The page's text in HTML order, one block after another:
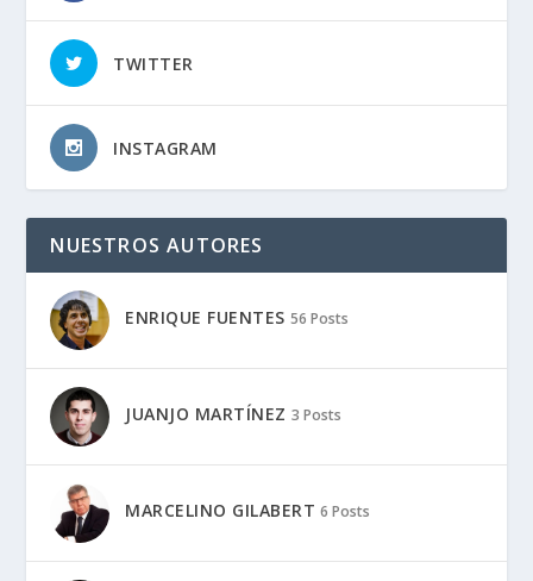
TWITTER
INSTAGRAM
NUESTROS AUTORES
ENRIQUE FUENTES 56 Posts
JUANJO MARTÍNEZ 3 Posts
MARCELINO GILABERT 6 Posts